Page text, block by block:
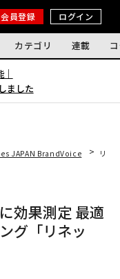
会員登録 ログイン
カテゴリ 連載
ました
JAPAN BrandVoice リア
効果測定 最適
グ「リネッ